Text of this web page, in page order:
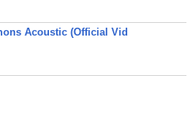
Acoustic (Official Vid